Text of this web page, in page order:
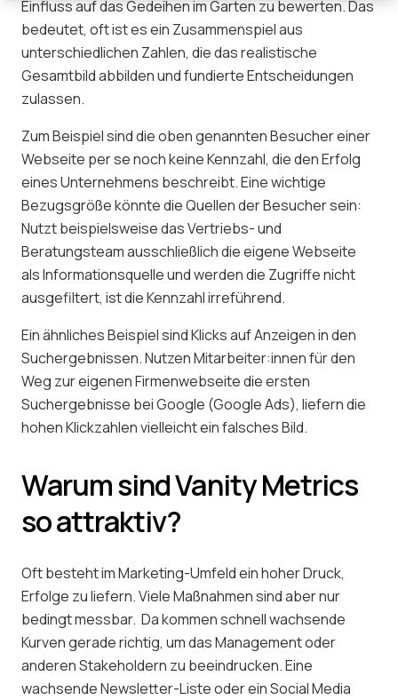
Einfluss auf das Gedeihen im Garten zu bewerten. Das
bedeutet, oft ist es ein Zusammenspiel aus
unterschiedlichen Zahlen, die das realistische
Gesamtbild abbilden und fundierte Entscheidungen
zulassen.
Zum Beispiel sind die oben genannten Besucher einer
Webseite per se noch keine Kennzahl, die den Erfolg
eines Unternehmens beschreibt. Eine wichtige
Bezugsgröße könnte die Quellen der Besucher sein:
Nutzt beispielsweise das Vertriebs- und
Beratungsteam ausschließlich die eigene Webseite
als Informationsquelle und werden die Zugriffe nicht
ausgefiltert, ist die Kennzahl irreführend.
Ein ähnliches Beispiel sind Klicks auf Anzeigen in den
Suchergebnissen. Nutzen Mitarbeiter:innen für den
Weg zur eigenen Firmenwebseite die ersten
Suchergebnisse bei Google (Google Ads), liefern die
hohen Klickzahlen vielleicht ein falsches Bild.
Warum sind Vanity Metrics
so attraktiv?
Oft besteht im Marketing-Umfeld ein hoher Druck,
Erfolge zu liefern. Viele Maßnahmen sind aber nur
bedingt messbar. Da kommen schnell wachsende
Kurven gerade richtig, um das Management oder
anderen Stakeholdern zu beeindrucken. Eine
wachsende Newsletter-Liste oder ein Social Media